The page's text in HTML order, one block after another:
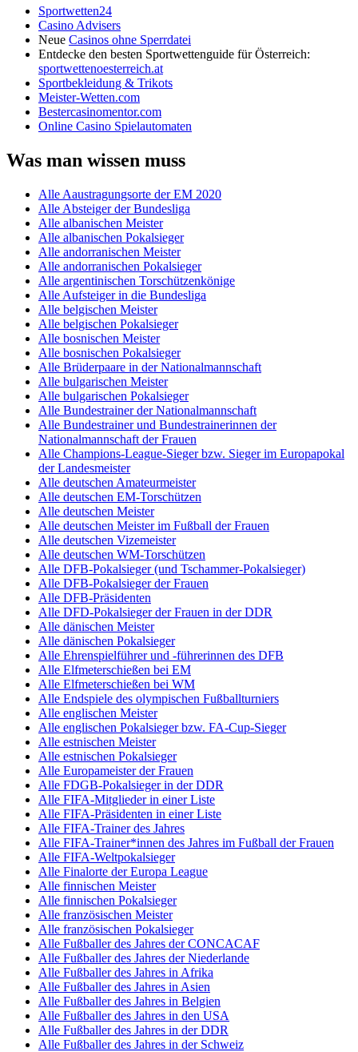
Sportwetten24
Casino Advisers
Neue Casinos ohne Sperrdatei
Entdecke den besten Sportwettenguide für Österreich:
sportwettenoesterreich.at
Sportbekleidung & Trikots
Meister-Wetten.com
Bestercasinomentor.com
Online Casino Spielautomaten
Was man wissen muss
Alle Aaustragungsorte der EM 2020
Alle Absteiger der Bundesliga
Alle albanischen Meister
Alle albanischen Pokalsieger
Alle andorranischen Meister
Alle andorranischen Pokalsieger
Alle argentinischen Torschützenkönige
Alle Aufsteiger in die Bundesliga
Alle belgischen Meister
Alle belgischen Pokalsieger
Alle bosnischen Meister
Alle bosnischen Pokalsieger
Alle Brüderpaare in der Nationalmannschaft
Alle bulgarischen Meister
Alle bulgarischen Pokalsieger
Alle Bundestrainer der Nationalmannschaft
Alle Bundestrainer und Bundestrainerinnen der
Nationalmannschaft der Frauen
Alle Champions-League-Sieger bzw. Sieger im Europapokal
der Landesmeister
Alle deutschen Amateurmeister
Alle deutschen EM-Torschützen
Alle deutschen Meister
Alle deutschen Meister im Fußball der Frauen
Alle deutschen Vizemeister
Alle deutschen WM-Torschützen
Alle DFB-Pokalsieger (und Tschammer-Pokalsieger)
Alle DFB-Pokalsieger der Frauen
Alle DFB-Präsidenten
Alle DFD-Pokalsieger der Frauen in der DDR
Alle dänischen Meister
Alle dänischen Pokalsieger
Alle Ehrenspielführer und -führerinnen des DFB
Alle Elfmeterschießen bei EM
Alle Elfmeterschießen bei WM
Alle Endspiele des olympischen Fußballturniers
Alle englischen Meister
Alle englischen Pokalsieger bzw. FA-Cup-Sieger
Alle estnischen Meister
Alle estnischen Pokalsieger
Alle Europameister der Frauen
Alle FDGB-Pokalsieger in der DDR
Alle FIFA-Mitglieder in einer Liste
Alle FIFA-Präsidenten in einer Liste
Alle FIFA-Trainer des Jahres
Alle FIFA-Trainer*innen des Jahres im Fußball der Frauen
Alle FIFA-Weltpokalsieger
Alle Finalorte der Europa League
Alle finnischen Meister
Alle finnischen Pokalsieger
Alle französischen Meister
Alle französischen Pokalsieger
Alle Fußballer des Jahres der CONCACAF
Alle Fußballer des Jahres der Niederlande
Alle Fußballer des Jahres in Afrika
Alle Fußballer des Jahres in Asien
Alle Fußballer des Jahres in Belgien
Alle Fußballer des Jahres in den USA
Alle Fußballer des Jahres in der DDR
Alle Fußballer des Jahres in der Schweiz